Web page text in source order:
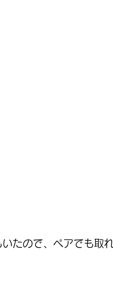
たので、ペアでも取れ